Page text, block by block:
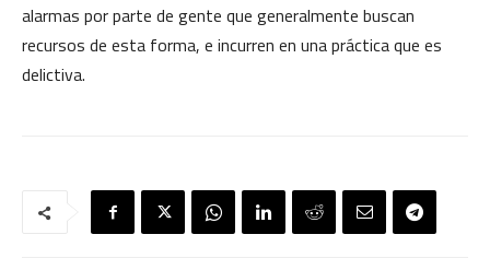
alarmas por parte de gente que generalmente buscan
recursos de esta forma, e incurren en una práctica que es
delictiva.